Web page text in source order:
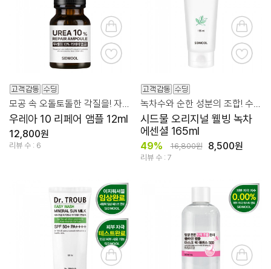
우레아 10 리페어 앰플 12ml
12,800원
리뷰 수 : 6
시드물 오리지널 웰빙 녹차
에센셜 165ml
49% 16,800원 8,500원
리뷰 수 : 7